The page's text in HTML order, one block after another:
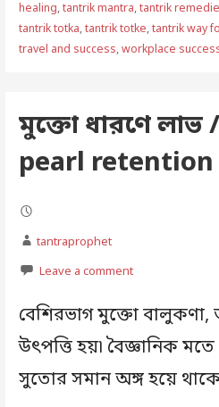
healing,tantrik mantra,tantrik
tantrik totka,tantrik totke,tantrik way
travel and success,workplace
মুক্তো ধারণে লাভ
pearl retention
tantraprophet
Leave a comment
বেশিরভাগ মুক্তো
উৎপত্তি হয়৷ বৈজ্ঞানিক
সুতোর সমান অঙ্গ হয়ে